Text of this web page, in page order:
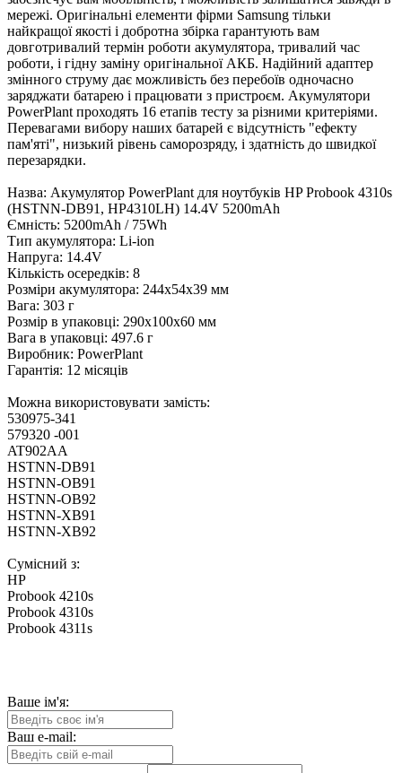
мережі. Оригінальні елементи фірми Samsung тільки
найкращої якості і добротна збірка гарантують вам
довготривалий термін роботи акумулятора, тривалий час
роботи, і гідну заміну оригінальної АКБ. Надійний адаптер
змінного струму дає можливість без перебоїв одночасно
заряджати батарею і працювати з пристроєм. Акумулятори
PowerPlant проходять 16 етапів тесту за різними критеріями.
Перевагами вибору наших батарей є відсутність "ефекту
пам'яті", низький рівень саморозряду, і здатність до швидкої
перезарядки.
Назва: Акумулятор PowerPlant для ноутбуків HP Probook 4310s
(HSTNN-DB91, HP4310LH) 14.4V 5200mAh
Ємність: 5200mAh / 75Wh
Тип акумулятора: Li-ion
Напруга: 14.4V
Кількість осередків: 8
Розміри акумулятора: 244x54x39 мм
Вага: 303 г
Розмір в упаковці: 290х100х60 мм
Вага в упаковці: 497.6 г
Виробник: PowerPlant
Гарантія: 12 місяців
Можна використовувати замість:
530975-341
579320 -001
AT902AA
HSTNN-DB91
HSTNN-OB91
HSTNN-OB92
HSTNN-XB91
HSTNN-XB92
Сумісний з:
HP
Probook 4210s
Probook 4310s
Probook 4311s
Ваше ім'я:
Ваш e-mail: